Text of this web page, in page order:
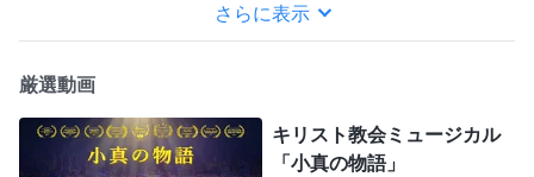
さらに表示
厳選動画
キリスト教会ミュージカル
「小真の物語」